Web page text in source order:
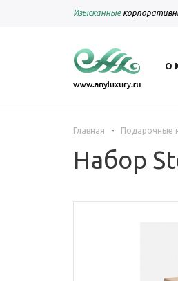
Изысканные
О
Главная - Подарочные
Набор